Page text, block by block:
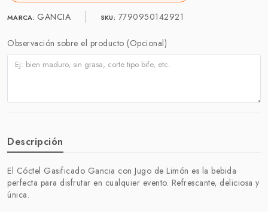
MARCA: GANCIA SKU: 7790950142921
Observación sobre el producto (Opcional)
Descripción
El Cóctel Gasificado Gancia con Jugo de Limón es la bebida
perfecta para disfrutar en cualquier evento. Refrescante, deliciosa y
única.